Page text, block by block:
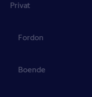
Privat
Fordon
Boende